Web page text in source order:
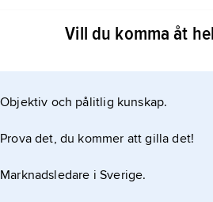
av det Kaggska
slott, där han bl.a. gjorde
slott finns ståtliga
med dekorativa växtmotiv
Vill du komma åt
Objektiv och pålitlig kunskap.
Prova det, du kommer att gilla det!
Marknadsledare i Sverige.